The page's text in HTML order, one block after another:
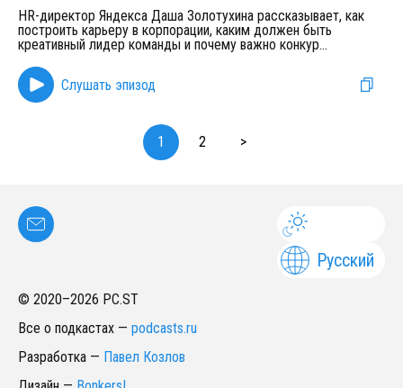
HR-директор Яндекса Даша Золотухина рассказывает, как
построить карьеру в корпорации, каким должен быть
креативный лидер команды и почему важно конкур...
Слушать эпизод
1 2 >
Русский
© 2020–2026 PC.ST
Все о подкастах — podcasts.ru
Разработка — Павел Козлов